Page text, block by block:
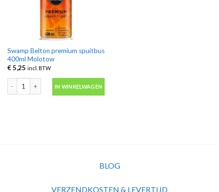
Swamp Belton premium spuitbus
400ml Molotow
€5,25 incl. BTW
Swamp Belton premium spuitbus 400ml Molotow aantal
IN WINKELWAGEN
BLOG
VERZENDKOSTEN & LEVERTIJD